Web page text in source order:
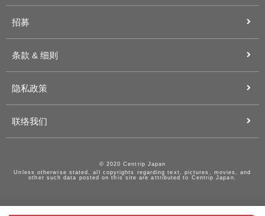
招募
条款 & 细则
隐私政策
联络我们
© 2020 Centrip Japan
Unless otherwise stated, all copyrights regarding text, pictures, movies, and
other such data posted on this site are attributed to Centrip Japan.